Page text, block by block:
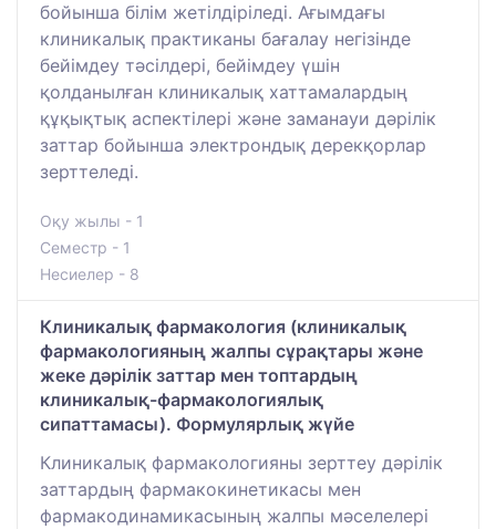
бойынша білім жетілдіріледі. Ағымдағы
клиникалық практиканы бағалау негізінде
бейімдеу тәсілдері, бейімдеу үшін
қолданылған клиникалық хаттамалардың
құқықтық аспектілері және заманауи дәрілік
заттар бойынша электрондық дерекқорлар
зерттеледі.
Оқу жылы - 1
Семестр - 1
Несиелер - 8
Клиникалық фармакология (клиникалық
фармакологияның жалпы сұрақтары және
жеке дәрілік заттар мен топтардың
клиникалық-фармакологиялық
сипаттамасы). Формулярлық жүйе
Клиникалық фармакологияны зерттеу дәрілік
заттардың фармакокинетикасы мен
фармакодинамикасының жалпы мәселелері